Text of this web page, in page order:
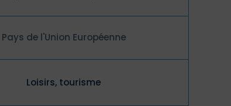
Pays de l'Union Européenne
Loisirs, tourisme